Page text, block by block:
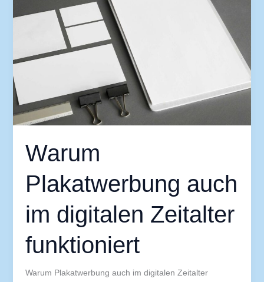
Warum
Plakatwerbung auch
im digitalen Zeitalter
funktioniert
Warum Plakatwerbung auch im digitalen Zeitalter
Plakatwerbung
digitalen